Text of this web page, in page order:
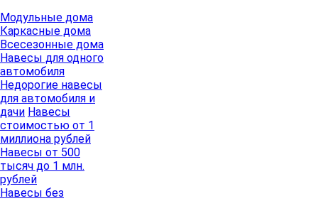
Модульные дома
Каркасные дома
Всесезонные дома
Навесы для одного
автомобиля
Недорогие навесы
для автомобиля и
дачи Навесы
стоимостью от 1
миллиона рублей
Навесы от 500
тысяч до 1 млн.
рублей
Навесы без